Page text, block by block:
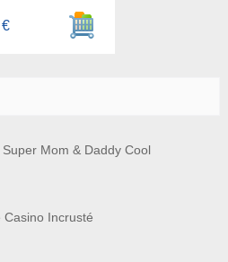
Mom & Daddy Cool
Casino Incrusté
Ajouter au panier